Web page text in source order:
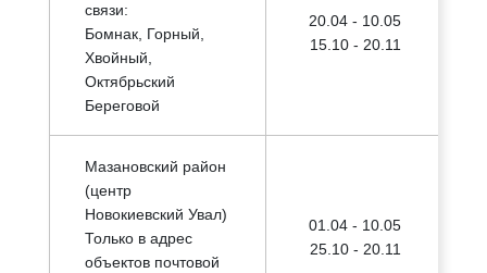
связи:
Бомнак, Горный,
Хвойный,
Октябрьский
Береговой
20.04 - 10.05
15.10 - 20.11
Мазановский район
(центр
Новокиевский Увал)
Только в адрес
объектов почтовой
01.04 - 10.05
25.10 - 20.11